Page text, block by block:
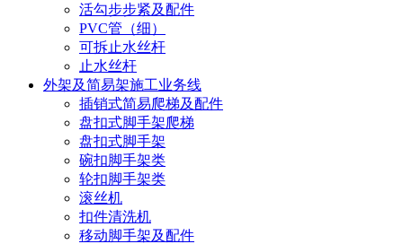
活勾步步紧及配件
PVC管（细）
可拆止水丝杆
止水丝杆
外架及简易架施工业务线
插销式简易爬梯及配件
盘扣式脚手架爬梯
盘扣式脚手架
碗扣脚手架类
轮扣脚手架类
滚丝机
扣件清洗机
移动脚手架及配件